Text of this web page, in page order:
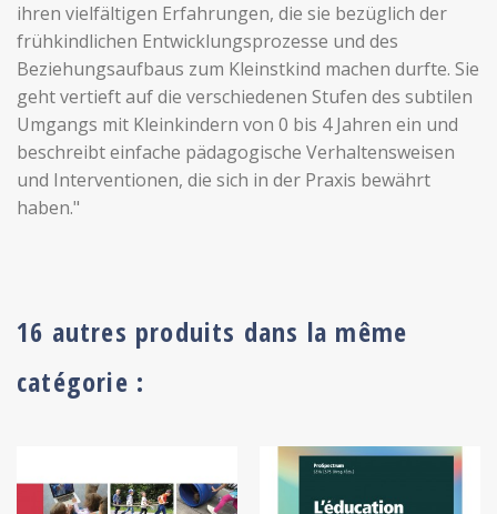
ihren vielfältigen Erfahrungen, die sie bezüglich der
frühkindlichen Entwicklungsprozesse und des
Beziehungsaufbaus zum Kleinstkind machen durfte. Sie
geht vertieft auf die verschiedenen Stufen des subtilen
Umgangs mit Kleinkindern von 0 bis 4 Jahren ein und
beschreibt einfache pädagogische Verhaltensweisen
und Interventionen, die sich in der Praxis bewährt
haben."
16 autres produits dans la même
catégorie :